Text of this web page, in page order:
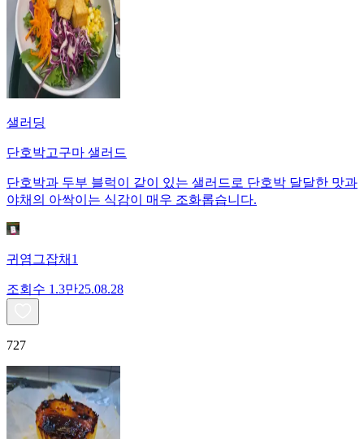
샐러딩
단호박고구마 샐러드
단호박과 두부 블럭이 같이 있는 샐러드로 단호박 달달한 맛과
야채의 아싹이는 식감이 매우 조화롭습니다.
귀염그잡채1
조회수 1.3만25.08.28
727